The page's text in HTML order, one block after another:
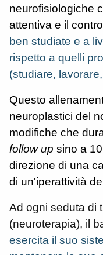
neurofisiologiche
attentiva e il
ben studiate e a
rispetto a quelli
(studiare,
Questo
neuroplastici del
modifiche che
follow up sino a
direzione di una
di un'iperattività
Ad ogni seduta di
(neuroterapia), il
esercita il suo